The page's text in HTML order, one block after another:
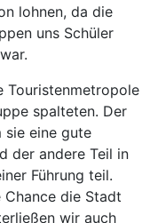
lohnen, da die
uns Schüler
Touristenmetropole
spalteten. Der
sie eine gute
der andere Teil in
Führung teil.
die Stadt
wir auch